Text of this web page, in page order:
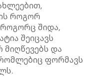
როგორ
როგორც შიდა,
შეიცავს
და
ფორმავს